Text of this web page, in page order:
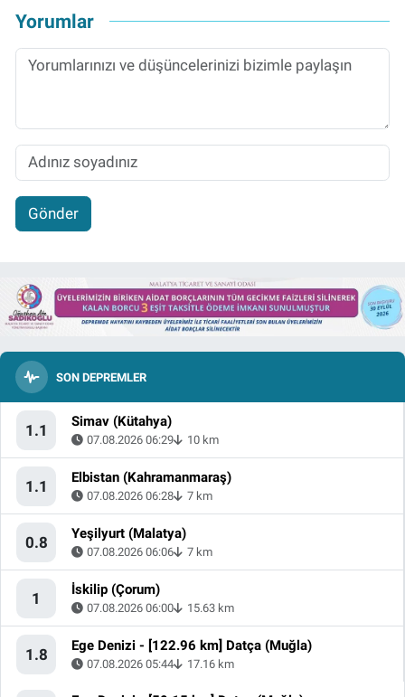
Yorumlar
Gönder
SON DEPREMLER
1.1 Simav (Kütahya)
07.08.2026 06:29 10 km
1.1 Elbistan (Kahramanmaraş)
07.08.2026 06:28 7 km
0.8 Yeşilyurt (Malatya)
07.08.2026 06:06 7 km
1 İskilip (Çorum)
07.08.2026 06:00 15.63 km
1.8 Ege Denizi - [122.96 km] Datça (Muğla)
07.08.2026 05:44 17.16 km